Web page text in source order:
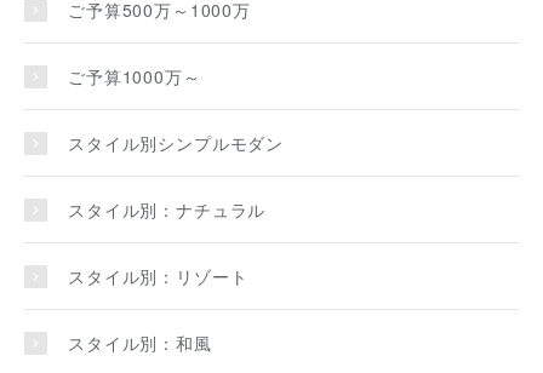
ご予算500万～1000万
ご予算1000万～
スタイル別シンプルモダン
スタイル別：ナチュラル
スタイル別：リゾート
スタイル別：和風